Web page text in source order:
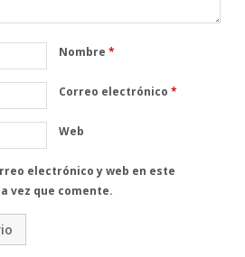
Nombre*
Correo electrónico*
Web
electrónico y web en este
vez que comente.